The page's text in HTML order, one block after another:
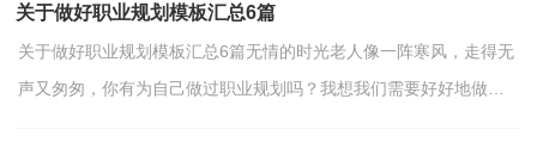
关于做好职业规划模板汇总6篇
关于做好职业规划模板汇总6篇无情的时光老人像一阵寒风，走得无
声又匆匆，你有为自己做过职业规划吗？我想我们需要好好地做个